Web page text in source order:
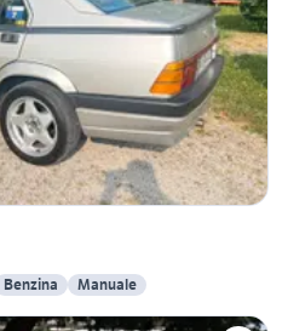
Benzina Manuale